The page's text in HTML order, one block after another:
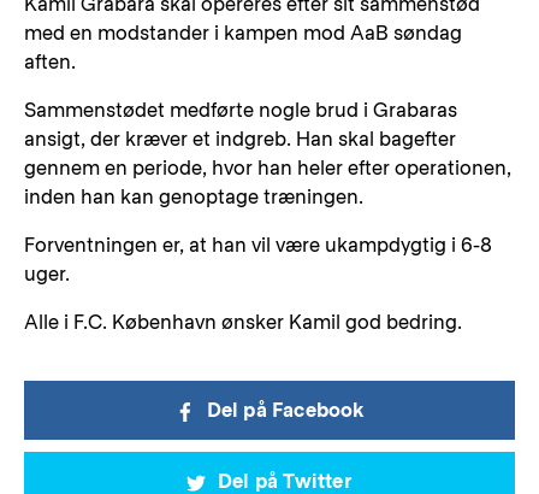
med en modstander i kampen mod AaB søndag
aften.
Sammenstødet medførte nogle brud i Grabaras
ansigt, der kræver et indgreb. Han skal bagefter
gennem en periode, hvor han heler efter operationen,
inden han kan genoptage træningen.
Forventningen er, at han vil være ukampdygtig i 6-8
uger.
Alle i F.C. København ønsker Kamil god bedring.
Del på Facebook
Del på Twitter